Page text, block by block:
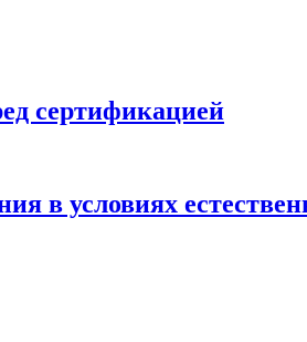
сертификацией
в условиях